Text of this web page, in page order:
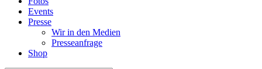
Events
Presse
Wir in den Medien
Presseanfrage
Shop